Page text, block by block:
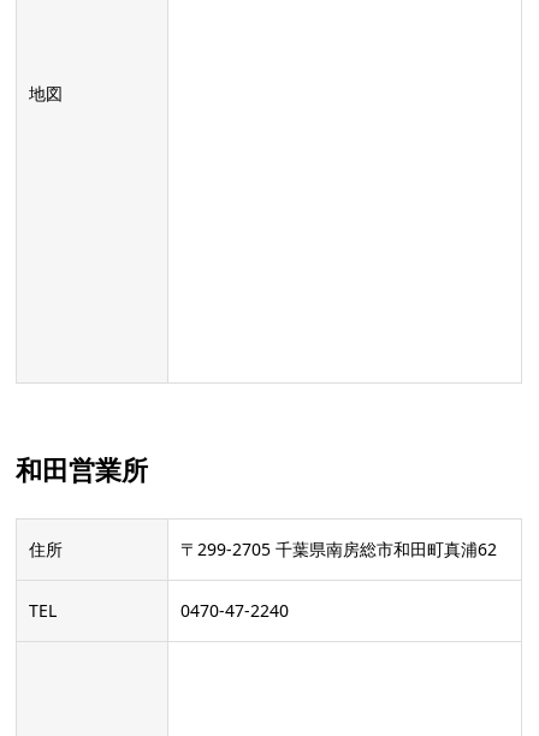
地図
和田営業所
住所 〒299-2705 千葉県南房総市和田町真浦62
TEL 0470-47-2240